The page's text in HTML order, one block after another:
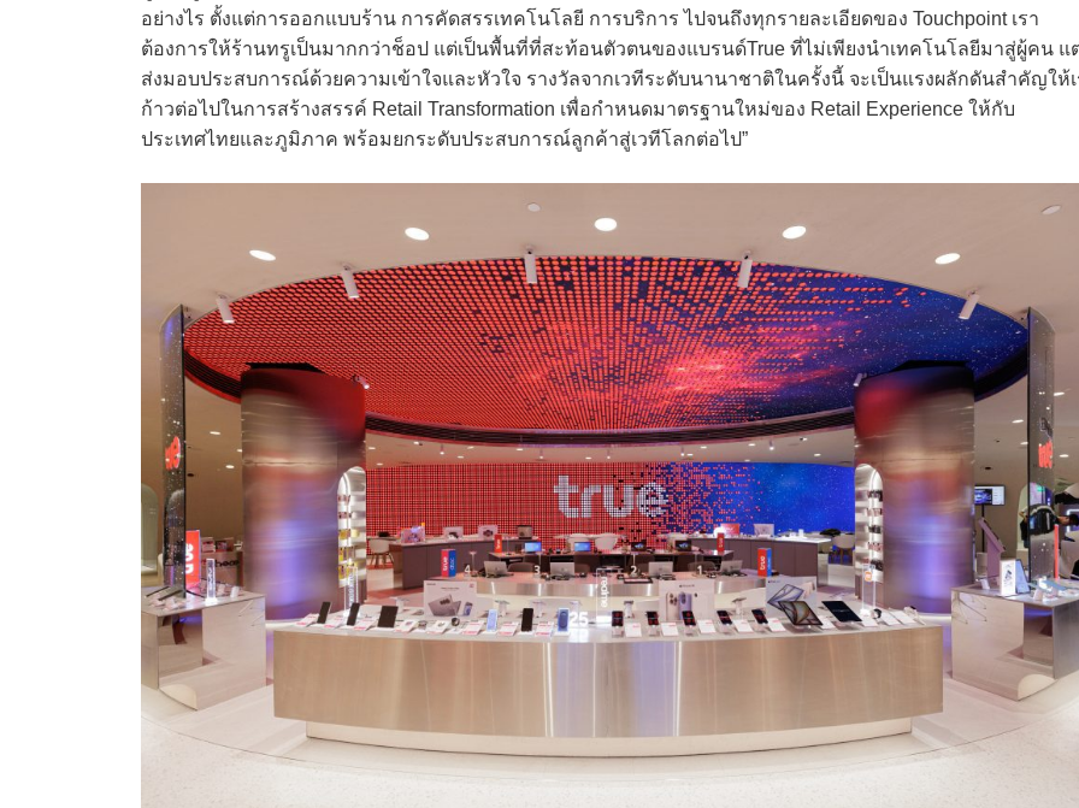
อย่างไร ตั้งแต่การออกแบบร้าน การคัดสรรเทคโนโลยี การบริการ ไปจนถึงทุกรายละเอียดของ Touchpoint เรา
ต้องการให้ร้านทรูเป็นมากกว่าช็อป แต่เป็นพื้นที่ที่สะท้อนตัวตนของแบรนด์True ที่ไม่เพียงนำเทคโนโลยีมาสู่ผู้คน แ
ส่งมอบประสบการณ์ด้วยความเข้าใจและหัวใจ รางวัลจากเวทีระดับนานาชาติในครั้งนี้ จะเป็นแรงผลักดันสำคัญให้เ
ก้าวต่อไปในการสร้างสรรค์ Retail Transformation เพื่อกำหนดมาตรฐานใหม่ของ Retail Experience ให้กับ
ประเทศไทยและภูมิภาค พร้อมยกระดับประสบการณ์ลูกค้าสู่เวทีโลกต่อไป”